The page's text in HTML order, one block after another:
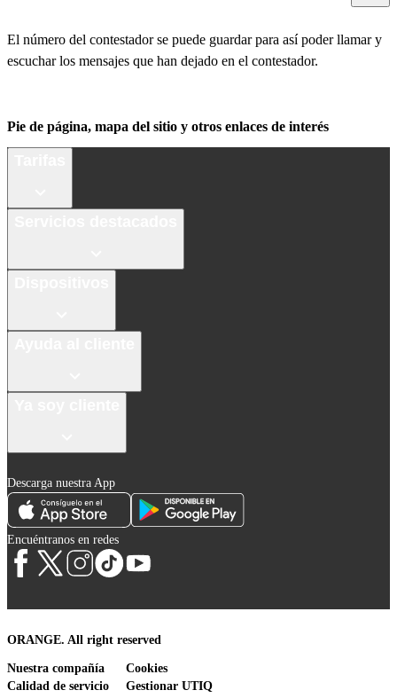
El número del contestador se puede guardar para así poder llamar y
escuchar los mensajes que han dejado en el contestador.
Pie de página, mapa del sitio y otros enlaces de interés
Descarga nuestra App
Encuéntranos en redes
ORANGE. All right reserved
Nuestra compañía
Calidad de servicio
Cookies
Gestionar UTIQ